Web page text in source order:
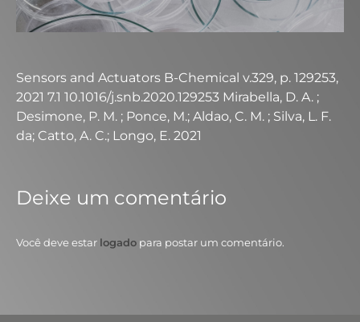
Sensors and Actuators B-Chemical v.329, p. 129253,
2021 7.1 10.1016/j.snb.2020.129253 Mirabella, D. A. ;
Desimone, P. M. ; Ponce, M.; Aldao, C. M. ; Silva, L. F.
da; Catto, A. C.; Longo, E. 2021
Deixe um comentário
Você deve estar logado para postar um comentário.